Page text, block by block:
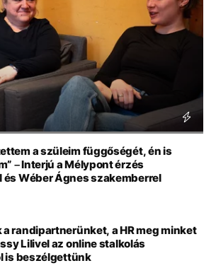
a szüleim függőségét, én is
– Interjú a Mélypont érzés
és Wéber Ágnes szakemberrel
randipartnerünket, a HR meg minket
Lilivel az online stalkolás
is beszélgettünk